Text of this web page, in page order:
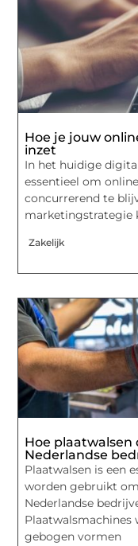
Hoe je jouw
inzet
In het huidige
essentieel om
concurrerend te
marketingstrategie
Zakelijk
Hoe plaatwalsen
Nederlandse
Plaatwalsen is een
worden gebruikt
Nederlandse
gebogen vormen